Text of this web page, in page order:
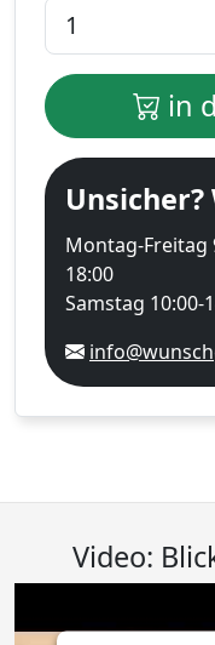
in
Montag-Freitag
18:00
Samstag 10:00-
Video: